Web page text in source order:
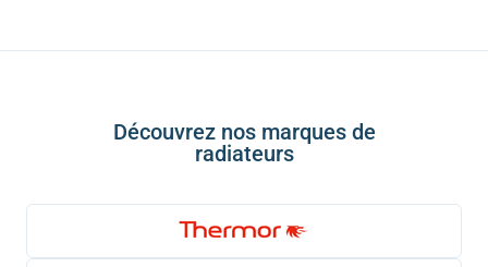
Découvrez nos marques de
radiateurs